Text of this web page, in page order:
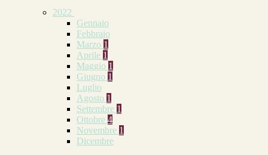
2022
Gennaio
Febbraio
Marzo 1
Aprile 1
Maggio 1
Giugno 1
Luglio
Agosto 1
Settembre 1
Ottobre 4
Novembre 1
Dicembre